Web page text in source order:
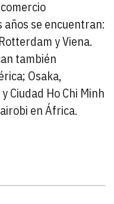
se encuentran:
y Viena.
también
Osaka,
Ciudad Ho Chi Minh
en África.